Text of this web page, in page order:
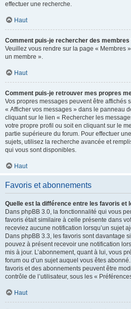
effectuer une recherche.
Haut
Comment puis-je rechercher des membres
Veuillez vous rendre sur la page « Membres
un membre ».
Haut
Comment puis-je retrouver mes propres
Vos propres messages peuvent être affichés
« Afficher vos messages » dans le panneau
cliquant sur le lien « Rechercher les
votre propre profil ou soit en cliquant sur le
partie supérieure du forum. Pour effectuer
sujets, utilisez la recherche avancée et
qui vous sont disponibles.
Haut
Favoris et abonnements
Quelle est la différence entre les favoris et
Dans phpBB 3.0, la fonctionnalité qui vous
favoris était similaire à celle présente dans
receviez aucune notification lorsqu’un sujet
Dans phpBB 3.3, les favoris sont davantage
pouvez à présent recevoir une notification
mis à jour. L’abonnement, quant à lui, vous
forum ou d’un sujet auquel vous êtes
favoris et des abonnements peuvent être
contrôle de l’utilisateur, sous les «
Haut